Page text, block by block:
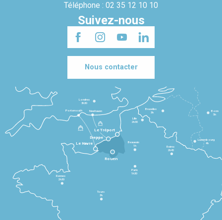
Téléphone : 02 35 12 10 10
Suivez-nous
Nous contacter
Le Havre
Dieppe
Le Tréport
Rennes
2h30
Tours
3h
Paris
1h30
Beauvais
1h
Reims
2h45
Lille
2h30
Bruxelles
3h
Londres
3h30
Newhaven
Portsmouth
Bonn
5h
Luxembourg
4h
Rouen